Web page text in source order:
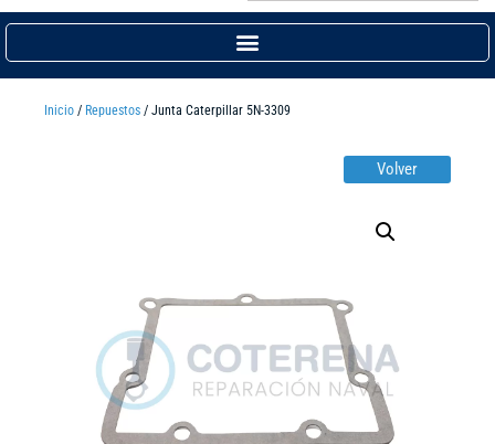
Inicio / Repuestos / Junta Caterpillar 5N-3309
Volver